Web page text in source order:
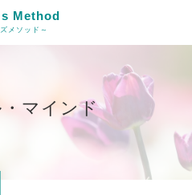
Method
メソッド～
マインド